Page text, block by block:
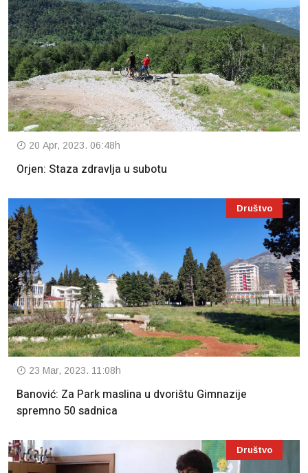
20 Apr, 2023. 06:48h
Orjen: Staza zdravlja u subotu
Društvo
23 Mar, 2023. 11:08h
Banović: Za Park maslina u dvorištu Gimnazije
spremno 50 sadnica
Društvo